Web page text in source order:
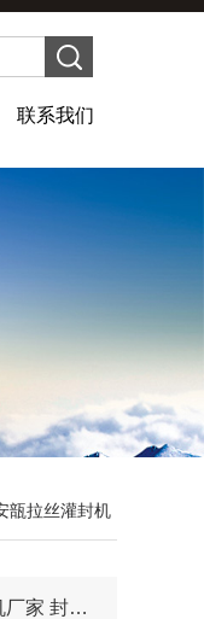
联系我们
瓿拉丝灌封机
AGL-1安瓿拉丝灌封机厂家 封口机